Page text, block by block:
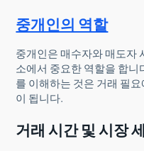
중개인의 역할
중개인은 매수자와 매도자
소에서 중요한 역할을 합
를 이해하는 것은 거래 필
이 됩니다.
거래 시간 및 시장